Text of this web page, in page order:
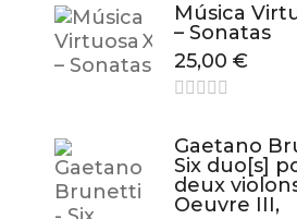
Música
– Sonatas
25,00 €
Gaetano
Six duo[s]
deux
Oeuvre III,